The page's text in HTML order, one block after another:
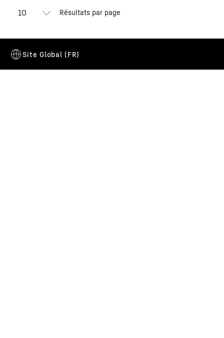
Résultats par page